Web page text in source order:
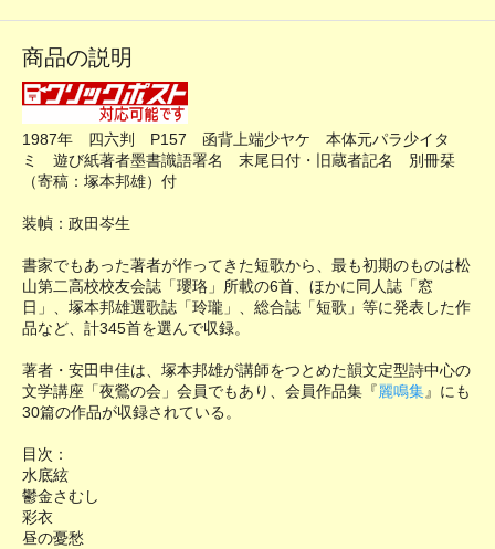
商品の説明
1987年 四六判 P157 函背上端少ヤケ 本体元パラ少イタ
ミ 遊び紙著者墨書識語署名 末尾日付・旧蔵者記名 別冊栞
（寄稿：塚本邦雄）付
装幀：政田岑生
書家でもあった著者が作ってきた短歌から、最も初期のものは松
山第二高校校友会誌「瓔珞」所載の6首、ほかに同人誌「窓
日」、塚本邦雄選歌誌「玲瓏」、総合誌「短歌」等に発表した作
品など、計345首を選んで収録。
著者・安田申佳は、塚本邦雄が講師をつとめた韻文定型詩中心の
文学講座「夜鶯の会」会員でもあり、会員作品集『麗鳴集』にも
30篇の作品が収録されている。
目次：
水底絃
鬱金さむし
彩衣
昼の憂愁